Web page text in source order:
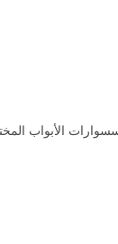
عند الشراء من داخل المملكة